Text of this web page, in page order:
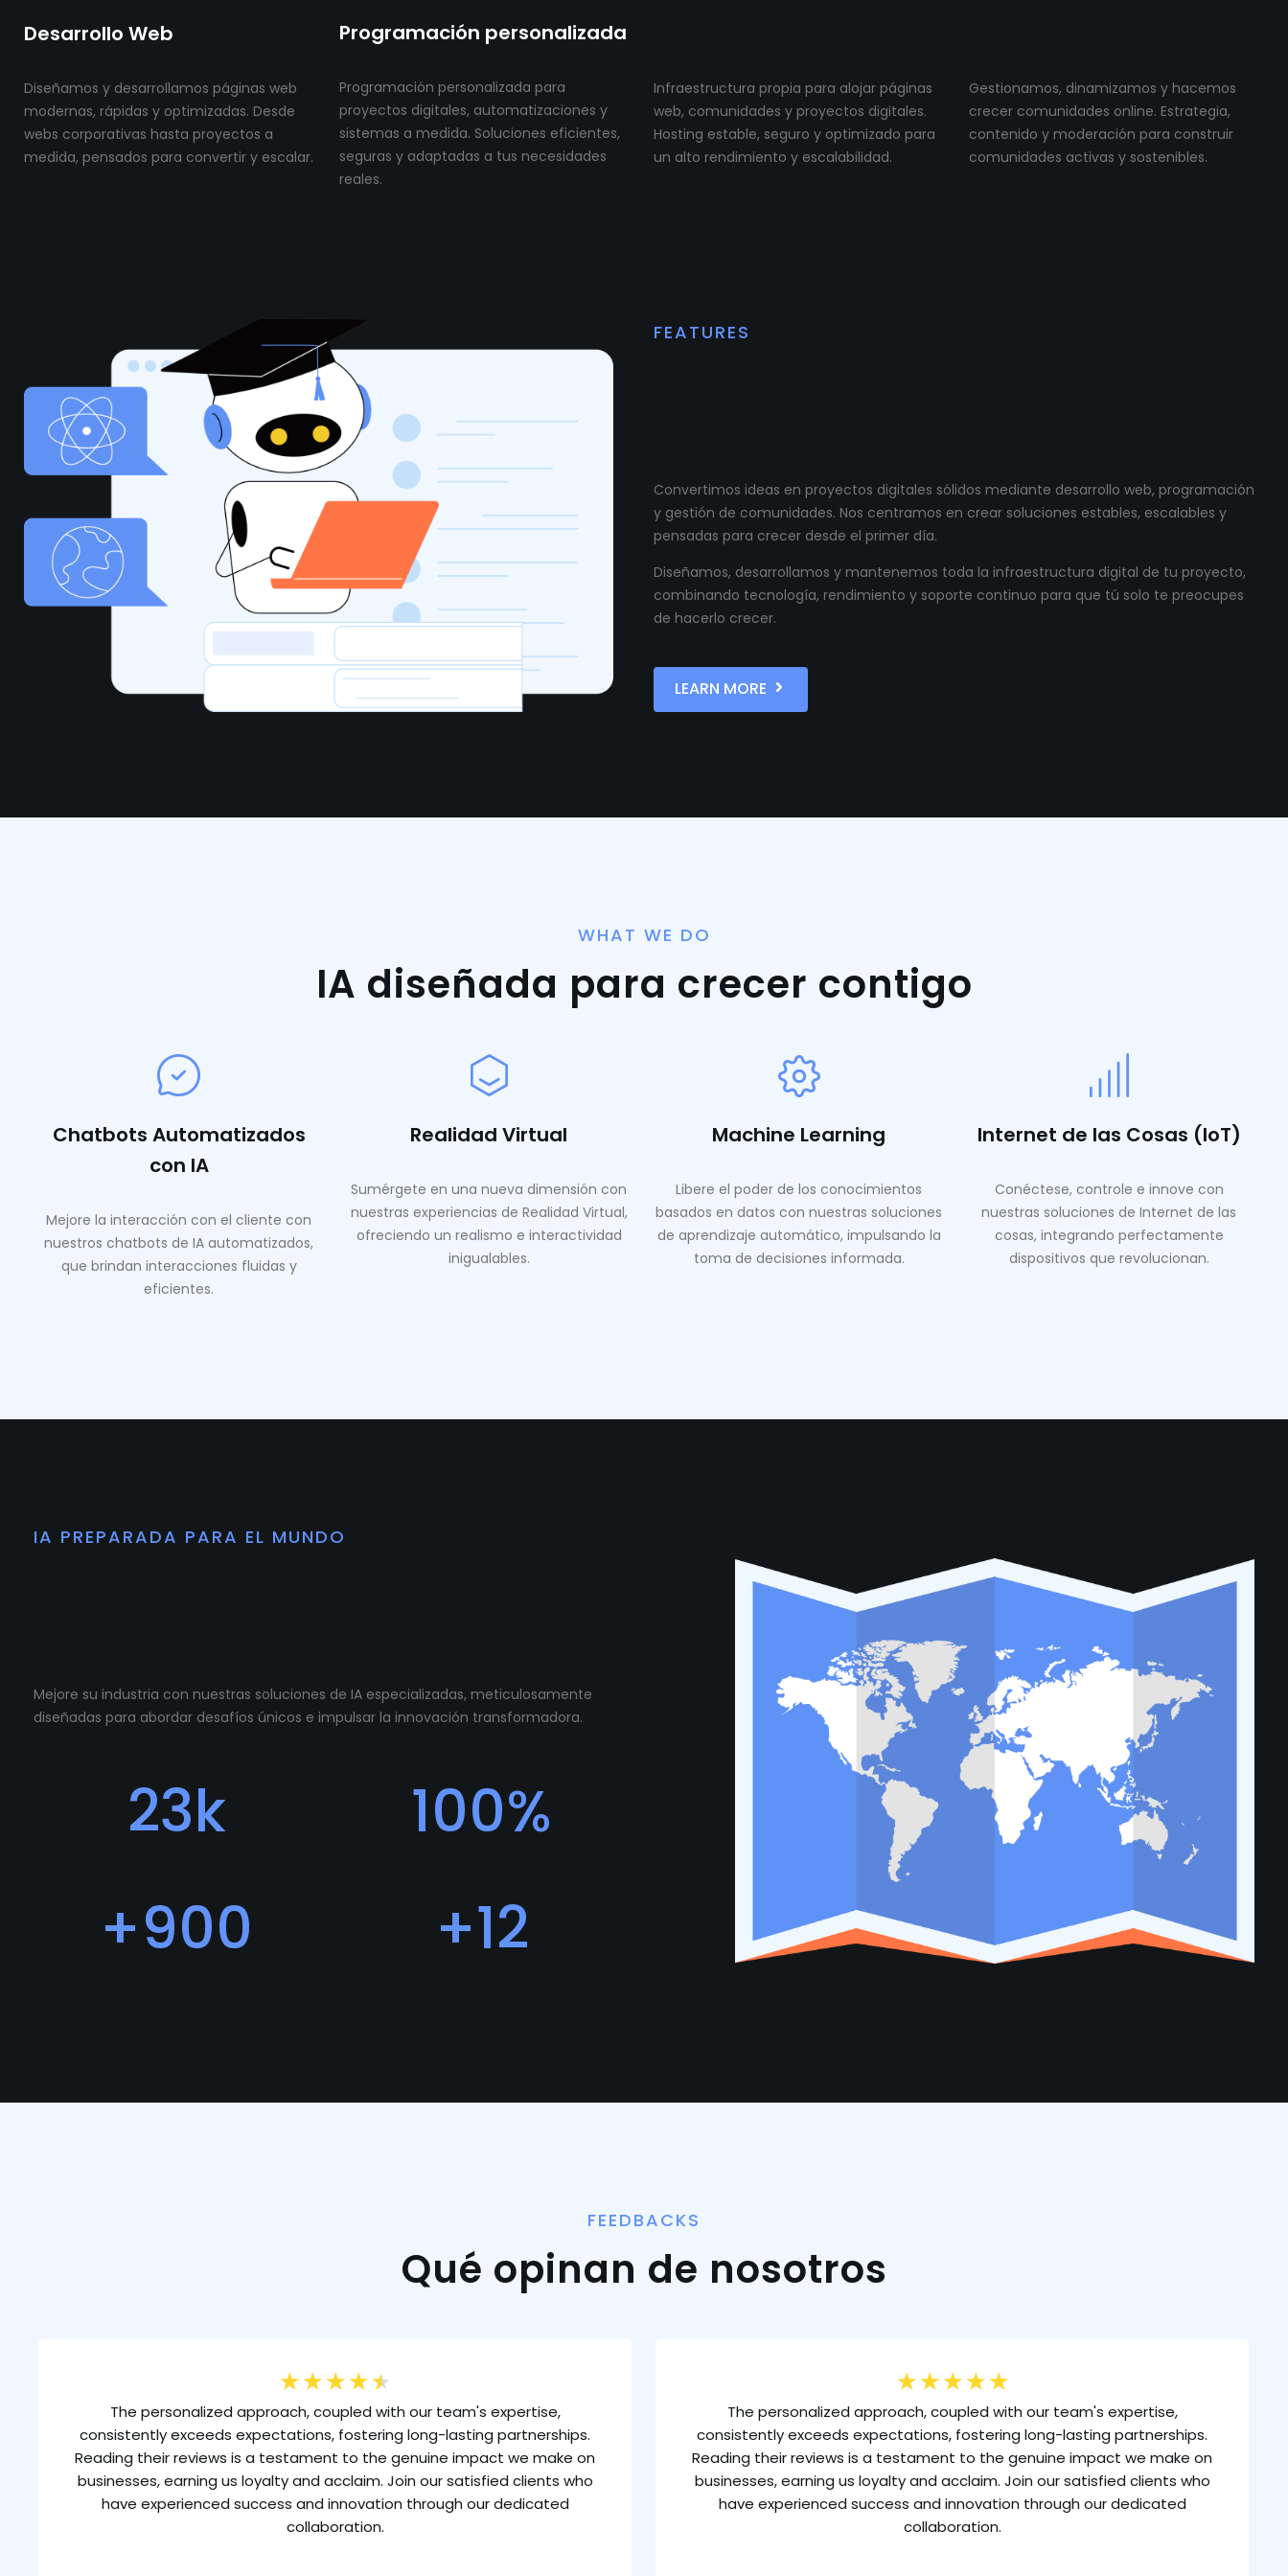
Desarrollo Web
Diseñamos y desarrollamos páginas web
modernas, rápidas y optimizadas. Desde
webs corporativas hasta proyectos a
medida, pensados para convertir y escalar.
Programación personalizada
Programación personalizada para
proyectos digitales, automatizaciones y
sistemas a medida. Soluciones eficientes,
seguras y adaptadas a tus necesidades
reales.
Infraestructura propia para alojar páginas
web, comunidades y proyectos digitales.
Hosting estable, seguro y optimizado para
un alto rendimiento y escalabilidad.
Gestionamos, dinamizamos y hacemos
crecer comunidades online. Estrategia,
contenido y moderación para construir
comunidades activas y sostenibles.
FEATURES
Convertimos ideas en proyectos digitales sólidos mediante desarrollo web, programación
y gestión de comunidades. Nos centramos en crear soluciones estables, escalables y
pensadas para crecer desde el primer día.
Diseñamos, desarrollamos y mantenemos toda la infraestructura digital de tu proyecto,
combinando tecnología, rendimiento y soporte continuo para que tú solo te preocupes
de hacerlo crecer.
LEARN MORE
WHAT WE DO
IA diseñada para crecer contigo
Chatbots Automatizados
con IA
Mejore la interacción con el cliente con
nuestros chatbots de IA automatizados,
que brindan interacciones fluidas y
eficientes.
Realidad Virtual
Sumérgete en una nueva dimensión con
nuestras experiencias de Realidad Virtual,
ofreciendo un realismo e interactividad
inigualables.
Machine Learning
Libere el poder de los conocimientos
basados ​​en datos con nuestras soluciones
de aprendizaje automático, impulsando la
toma de decisiones informada.
Internet de las Cosas (IoT)
Conéctese, controle e innove con
nuestras soluciones de Internet de las
cosas, integrando perfectamente
dispositivos que revolucionan.
IA PREPARADA PARA EL MUNDO
Mejore su industria con nuestras soluciones de IA especializadas, meticulosamente
diseñadas para abordar desafíos únicos e impulsar la innovación transformadora.
23k 100%
+900 +12
FEEDBACKS
Qué opinan de nosotros
★ ★ ★ ★ ★
The personalized approach, coupled with our team's expertise,
consistently exceeds expectations, fostering long-lasting partnerships.
Reading their reviews is a testament to the genuine impact we make on
businesses, earning us loyalty and acclaim. Join our satisfied clients who
have experienced success and innovation through our dedicated
collaboration.
★ ★ ★ ★ ★
The personalized approach, coupled with our team's expertise,
consistently exceeds expectations, fostering long-lasting partnerships.
Reading their reviews is a testament to the genuine impact we make on
businesses, earning us loyalty and acclaim. Join our satisfied clients who
have experienced success and innovation through our dedicated
collaboration.